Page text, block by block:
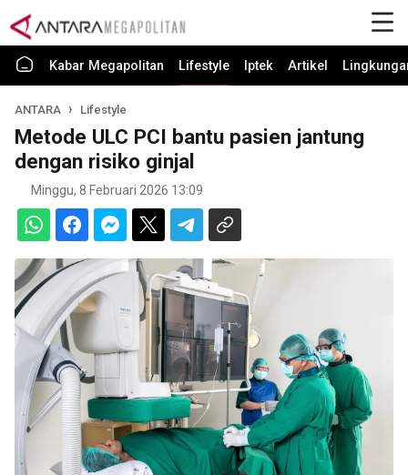
Kabar Megapolitan Lifestyle Iptek Artikel
ANTARA Lifestyle
Metode ULC PCI bantu pasien jantung
dengan risiko ginjal
Minggu, 8 Februari 2026 13:09